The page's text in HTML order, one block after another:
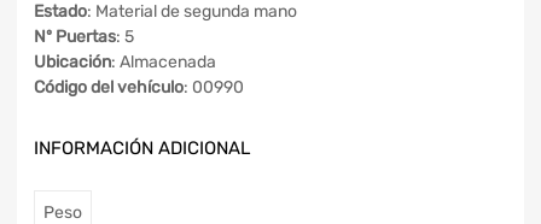
Estado: Material de segunda mano
Nº Puertas: 5
Ubicación: Almacenada
Código del vehículo: 00990
INFORMACIÓN ADICIONAL
Peso